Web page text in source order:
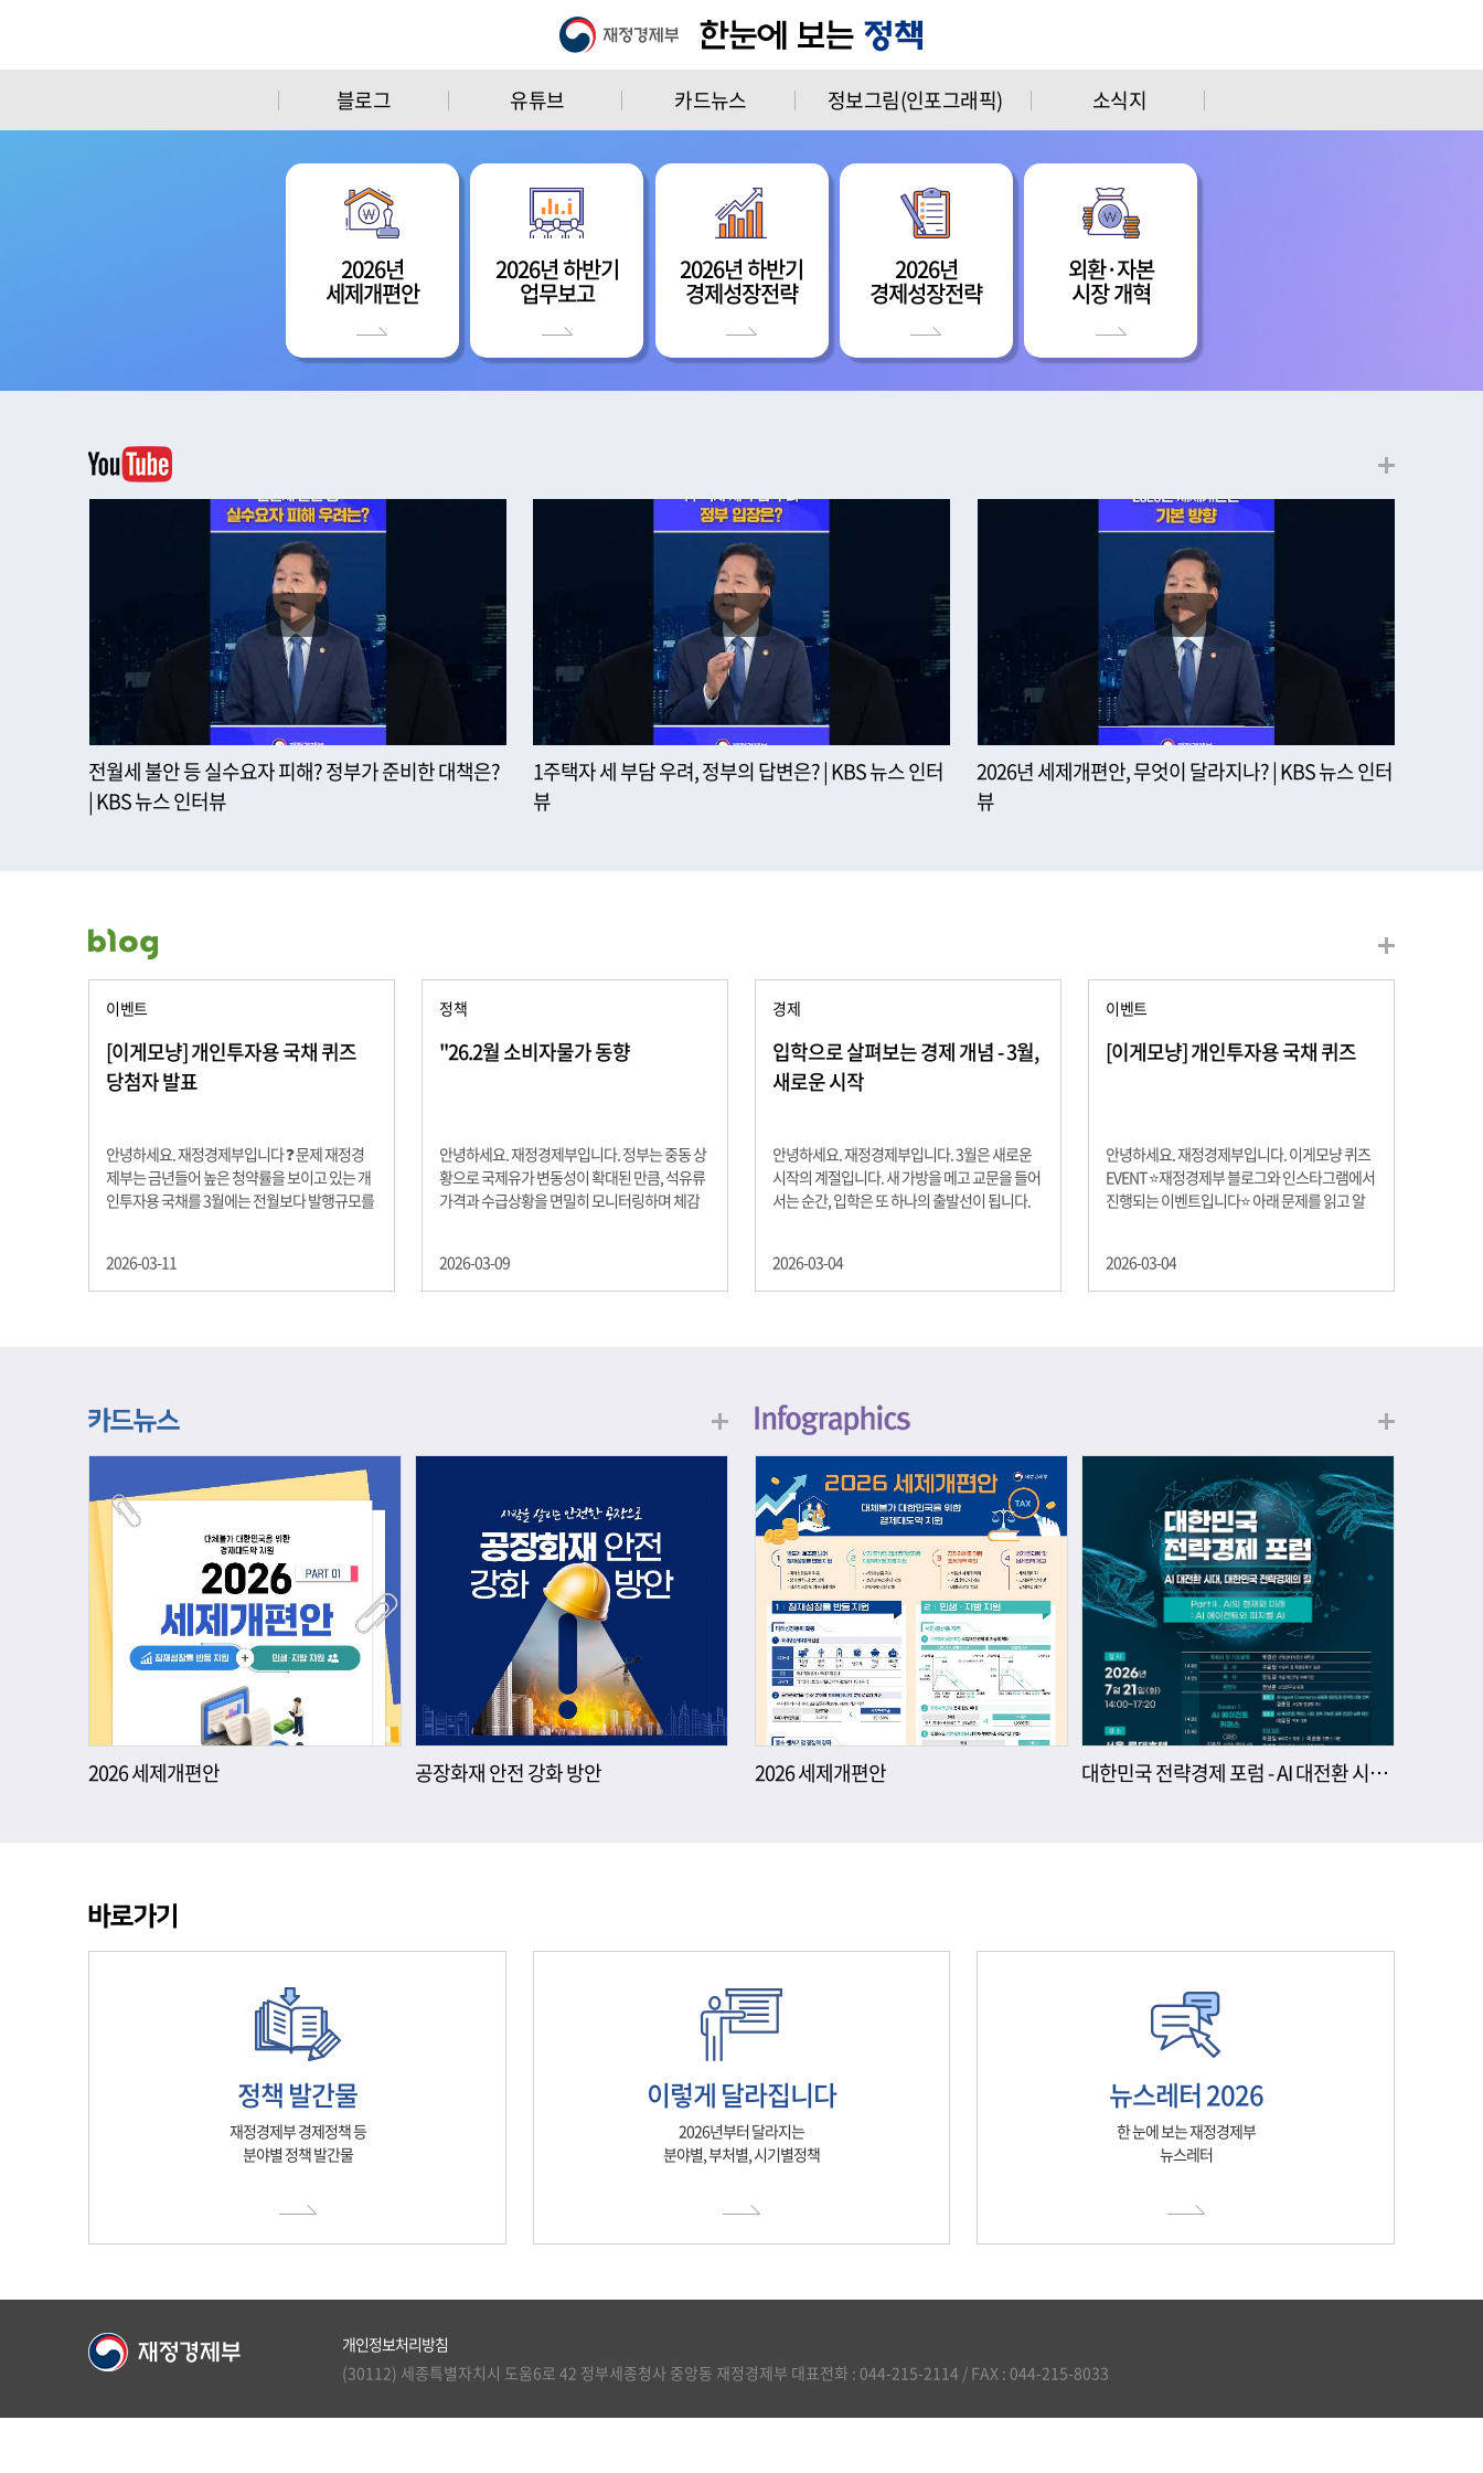
블로그 유튜브 카드뉴스 정보그림(인포그래픽) 소식지
2026년
세제개편안
2026년 하반기
업무보고
2026년 하반기
경제성장전략
2026년
경제성장전략
외환·자본
시장 개혁
전월세 불안 등 실수요자 피해? 정부가 준비한 대책은?
| KBS 뉴스 인터뷰
1주택자 세 부담 우려, 정부의 답변은? | KBS 뉴스 인터
뷰
2026년 세제개편안, 무엇이 달라지나? | KBS 뉴스 인터
뷰
이벤트
[이게모냥] 개인투자용 국채 퀴즈
당첨자 발표
안녕하세요. 재정경제부입니다 ❓ 문제 재정경
제부는 금년들어 높은 청약률을 보이고 있는 개
인투자용 국채를 3월에는 전월보다 발행규모를
년물 900억원, 20년물 300억원입니다. 그렇다
면 3월 개인투자용 국채의 총 발행 예정 금액은
은 인스타그램 개별 DM으로 폼링크를 전달드립
니다.
2026-03-11
정책
"26.2월 소비자물가 동향
안녕하세요. 재정경제부입니다. 정부는 중동 상
황으로 국제유가 변동성이 확대된 만큼, 석유류
가격과 수급상황을 면밀히 모니터링하며 체감
고 추세적 흐름을 보여주는 근원물가는 2.3% 상
승 향후 지정학적 요인, 기상여건 등 불확실성이
2026-03-09
경제
입학으로 살펴보는 경제 개념 - 3월,
새로운 시작
안녕하세요. 재정경제부입니다. 3월은 새로운
시작의 계절입니다. 새 가방을 메고 교문을 들어
서는 순간, 입학은 또 하나의 출발선이 됩니다.
음이기도 합니다. 입학이라는 순간을 경제의 시
각으로 바라보면, 우리는 한 가지 중요한 개념을
식, 친구들과의 협업, 다양한 활동 속에서 얻는
문제 해결 경험은 모두 개인의 역량으로 축적됩
니다. 경제학에서는 이.......
2026-03-04
이벤트
[이게모냥] 개인투자용 국채 퀴즈
안녕하세요. 재정경제부입니다. 이게모냥 퀴즈
EVENT ⭐재정경제부 블로그와 인스타그램에서
진행되는 이벤트입니다⭐ 아래 문제를 읽고 알
자용 국채를 3월에는 전월보다 발행규모를 100
억원 확대합니다. 2026년 3월에 발행 예정인 ⎾
폰 (60명) 참여.......
2026-03-04
2026 세제개편안 공장화재 안전 강화 방안 2026 세제개편안 대한민국 전략경제 포럼 - AI 대전환 시대, 대한민국 전략경제의 길
정책 발간물
재정경제부 경제정책 등
분야별 정책 발간물
이렇게 달라집니다
2026년부터 달라지는
분야별, 부처별, 시기별정책
뉴스레터 2026
한 눈에 보는 재정경제부
뉴스레터
개인정보처리방침
(30112) 세종특별자치시 도움6로 42 정부세종청사 중앙동 재정경제부 대표전화 : 044-215-2114 / FAX : 044-215-8033